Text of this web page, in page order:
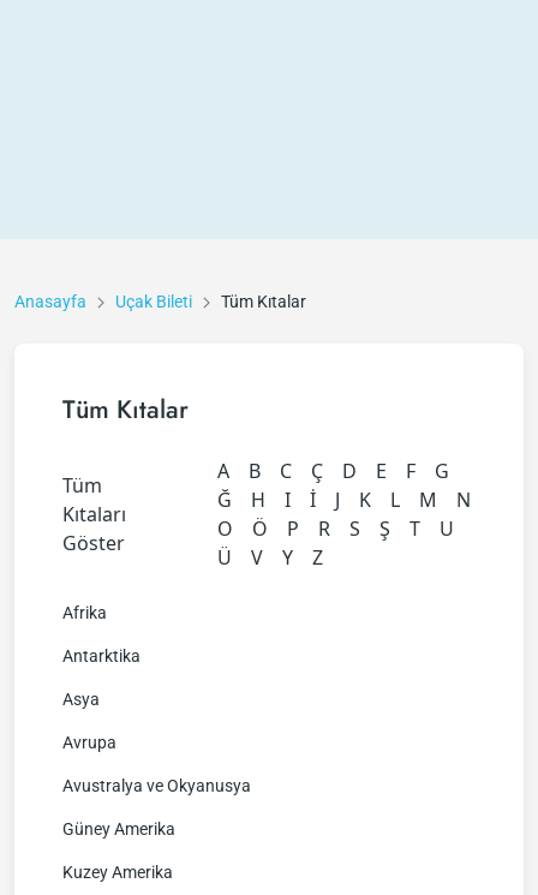
Anasayfa Uçak Bileti Tüm Kıtalar
Tüm Kıtalar
Tüm
Kıtaları
Göster
A B C Ç D E F
G
Ğ
H I İ J K L M
N
O
Ö P R S Ş T
U
Ü
V Y Z
Afrika
Antarktika
Asya
Avrupa
Avustralya ve Okyanusya
Güney Amerika
Kuzey Amerika